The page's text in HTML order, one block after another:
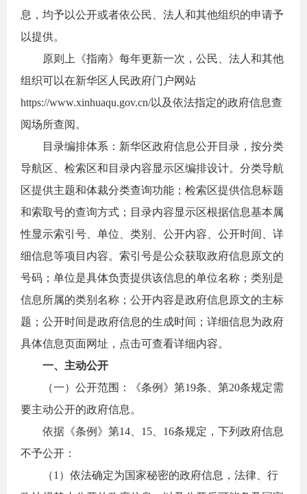
息，均予以公开或者依公民、法人和其他组织的申请予
以提供。
原则上《指南》每年更新一次，公民、法人和其他
组织可以在新华区 人民政府门户网站
https://www.xinhuaqu.gov.cn/以及依法指定的政府信息查
阅场所查阅。
目录编排体系：新华区政府信息公开目录，按分类
导航区、检索区和目录内容显示区编排设计。分类导航
区提供主题和体裁分类查询功能；检索区提供信息标题
和索取号的查询方式；目录内容显示区根据信息基本属
性显示索引号、单位、类别、公开内容、公开时间、详
细信息等项目内容。索引号是公众获取政府信息原文的
号码；单位是具体负责提供该信息的单位名称；类别是
信息所属的类别名称；公开内容是政府信息原文的主标
题；公开时间是政府信息的生成时间；详细信息为政府
具体信息页面网址 ，点击可查看详细内容。
一、主动公开
（一）公开范围：
《条例》第19条、第20条规定需
要主动公开的政府信息。
依据《条例》第14、15、16条规定，下列政府信息
不予公开：
（1）依法确定为国家秘密的政府信息，法律、行